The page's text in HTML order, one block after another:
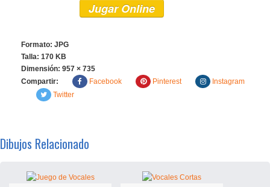
Jugar Online
Formato: JPG
Talla: 170 KB
Dimensión: 957 × 735
Compartir:
Facebook Pinterest
Instagram
Twitter
Dibujos Relacionado